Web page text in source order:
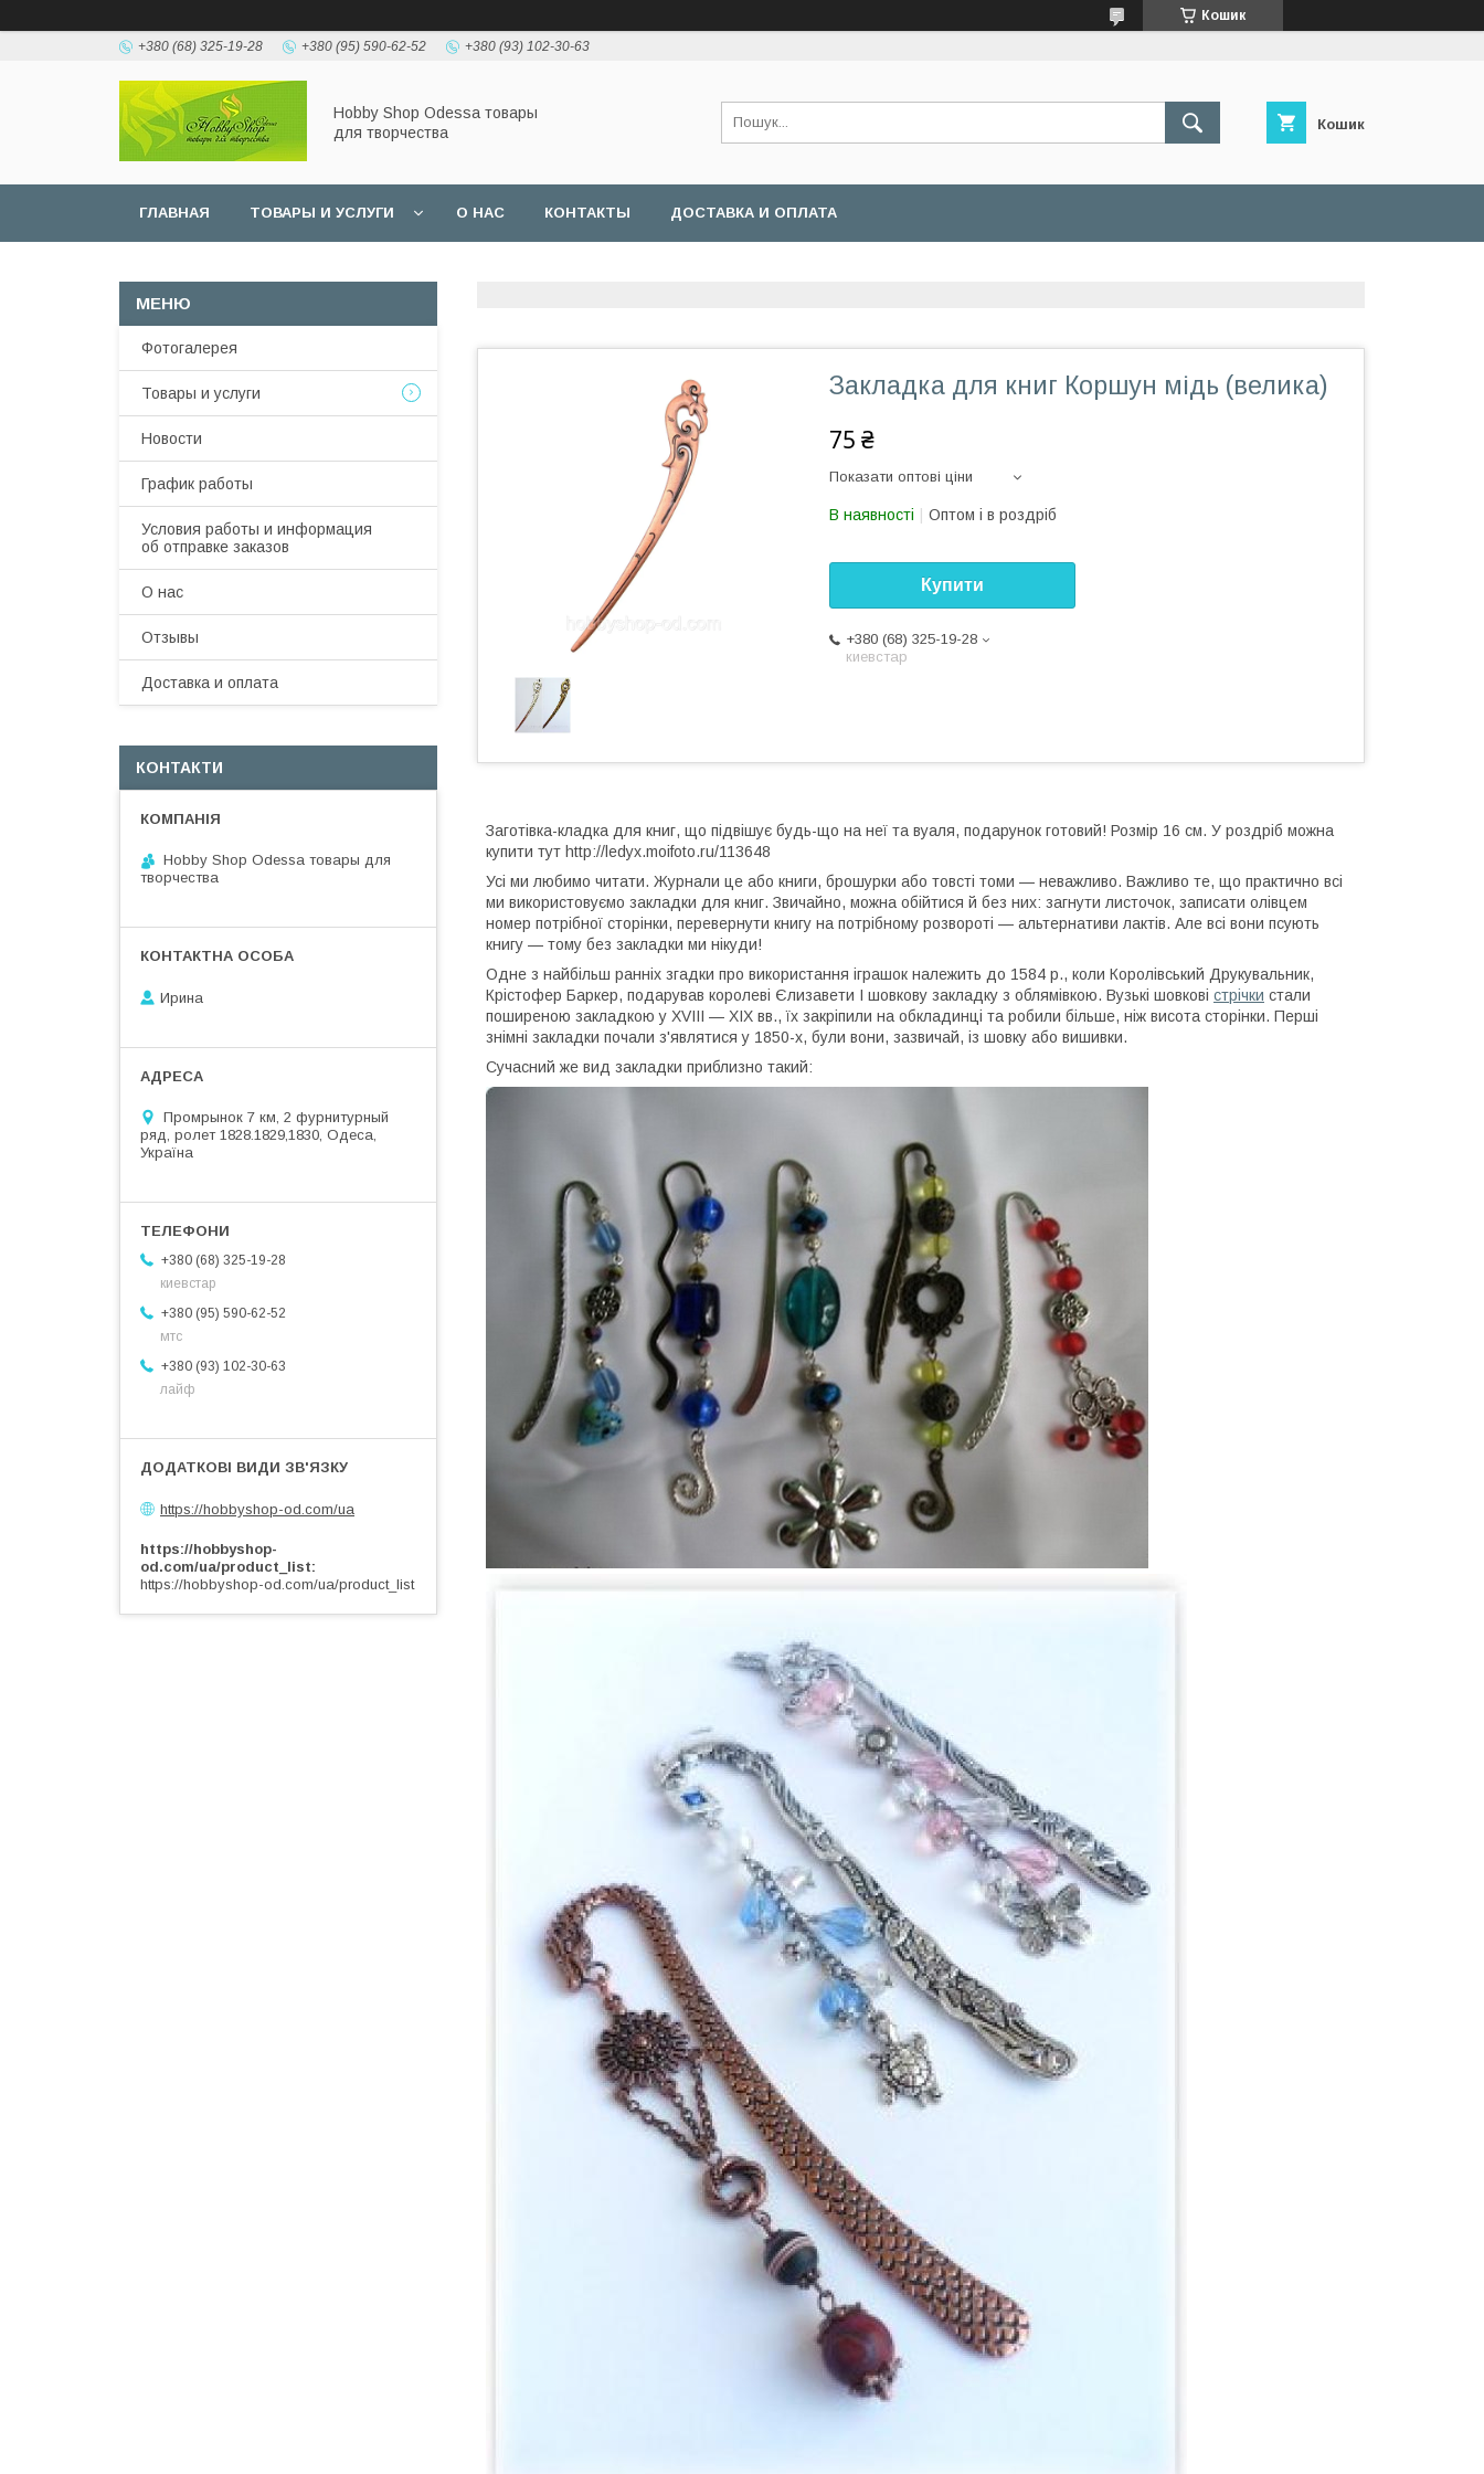
Кошик
+380 (68) 325-19-28 +380 (95) 590-62-52 +380 (93) 102-30-63
Hobbу Shop Odessa товары
для творчества
Кошик
ГЛАВНАЯ ТОВАРЫ И УСЛУГИ О НАС КОНТАКТЫ ДОСТАВКА И ОПЛАТА
Закладка для книг Коршун мідь (велика)
75 ₴
Показати оптові ціни
В наявності Оптом і в роздріб
Купити
+380 (68) 325-19-28
киевстар
Заготівка-кладка для книг, що підвішує будь-що на неї та вуаля, подарунок готовий! Розмір 16 см. У роздріб можна
купити тут http://ledyx.moifoto.ru/113648
Усі ми любимо читати. Журнали це або книги, брошурки або товсті томи — неважливо. Важливо те, що практично всі
ми використовуємо закладки для книг. Звичайно, можна обійтися й без них: загнути листочок, записати олівцем
номер потрібної сторінки, перевернути книгу на потрібному розвороті — альтернативи лактів. Але всі вони псують
книгу — тому без закладки ми нікуди!
Одне з найбільш ранніх згадки про використання іграшок належить до 1584 р., коли Королівський Друкувальник,
Крістофер Баркер, подарував королеві Єлизавети I шовкову закладку з облямівкою. Вузькі шовкові стрічки стали
поширеною закладкою у XVIII — XIX вв., їх закріпили на обкладинці та робили більше, ніж висота сторінки. Перші
знімні закладки почали з'являтися у 1850-х, були вони, зазвичай, із шовку або вишивки.
Сучасний же вид закладки приблизно такий:
Фотогалерея
Товары и услуги
Новости
График работы
Условия работы и информация
об отправке заказов
О нас
Отзывы
Доставка и оплата
КОНТАКТИ
Hobby Shop Odessa товары для
творчества
Ирина
Промрынок 7 км, 2 фурнитурный
ряд, ролет 1828.1829,1830, Одеса,
Україна
+380 (68) 325-19-28
киевстар
+380 (95) 590-62-52
мтс
+380 (93) 102-30-63
лайф
https://hobbyshop-od.com/ua
https://hobbyshop-
od.com/ua/product_list
https://hobbyshop-od.com/ua/product_list